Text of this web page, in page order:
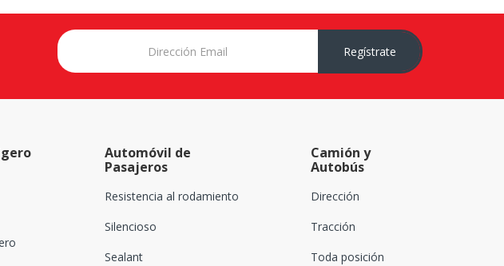
Regístrate
Automóvil de
Pasajeros
Resistencia al rodamiento
Silencioso
Sealant
Camión y
Autobús
Dirección
Tracción
Toda posición